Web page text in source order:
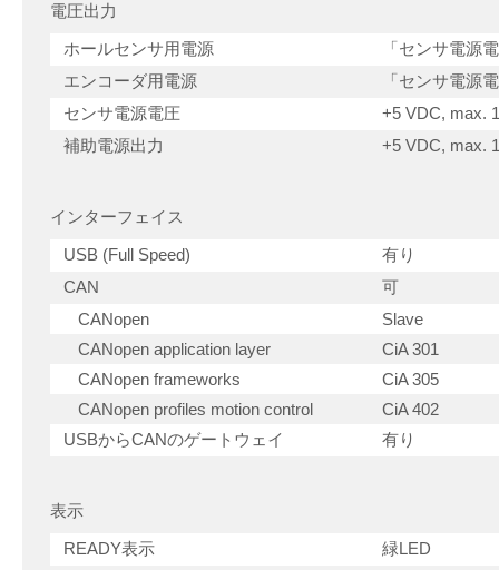
電圧出力
ホールセンサ用電源
「センサ電源
エンコーダ用電源
「センサ電源
センサ電源電圧
+5 VDC, max.
補助電源出力
+5 VDC, max.
インターフェイス
USB (Full Speed)
有り
CAN
可
CANopen
Slave
CANopen application layer
CiA 301
CANopen frameworks
CiA 305
CANopen profiles motion control
CiA 402
USBからCANのゲートウェイ
有り
表示
READY表示
緑LED